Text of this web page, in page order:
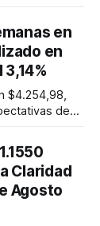
Nikkei 225 y
mientras
en
en
$4.254,98,
de
El Gas
MWh.
Claridad
Agosto